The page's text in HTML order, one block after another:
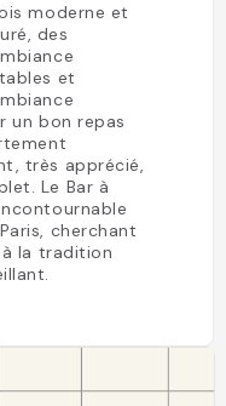
moderne et
des
et
un bon repas
très apprécié,
Le Bar à
cherchant
la tradition